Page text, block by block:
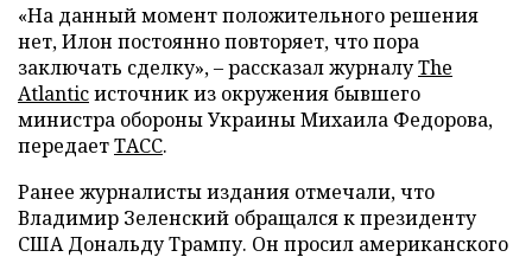
«На данный момент положительного решения
нет, Илон постоянно повторяет, что пора
заключать сделку», – рассказал журналуThe
Atlanticисточник из окружения бывшего
министра обороны Украины Михаила Федорова,
передаетТАСС.
Ранее журналисты издания отмечали, что
Владимир Зеленский обращался к президенту
США Дональду Трампу. Он просил американского